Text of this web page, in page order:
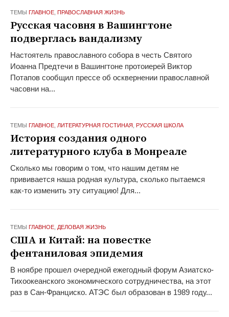
ТЕМЫ ГЛАВНОЕ, ПРАВОСЛАВНАЯ ЖИЗНЬ
Русская часовня в Вашингтоне
подверглась вандализму
Настоятель православного собора в честь Святого
Иоанна Предтечи в Вашингтоне протоиерей Виктор
Потапов сообщил прессе об осквернении православной
часовни на...
ТЕМЫ ГЛАВНОЕ, ЛИТЕРАТУРНАЯ ГОСТИНАЯ РУССКАЯ ШКОЛА
История создания одного
литературного клуба в Монреале
Сколько мы говорим о том, что нашим детям не
прививается наша родная культура, сколько пытаемся
как-то изменить эту ситуацию! Для...
ТЕМЫ ГЛАВНОЕ, ДЕЛОВАЯ ЖИЗНЬ
США и Китай: на повестке
фентаниловая эпидемия
В ноябре прошел очередной ежегодный форум Азиатско-
Тихоокеанского экономического сотрудничества, на этот
раз в Сан-Франциско. АТЭС был образован в 1989 году...